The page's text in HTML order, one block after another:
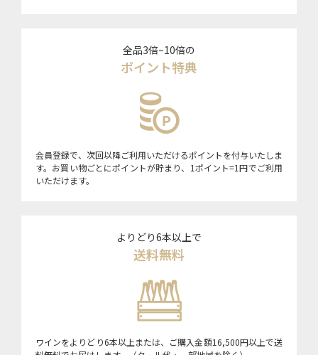
全品3倍~10倍の
ポイント特典
会員登録で、次回以降ご利用いただけるポイントを付与いたしま
す。お買い物ごとにポイントが貯まり、1ポイント=1円でご利用
いただけます。
よりどり6本以上で
送料無料
ワインをよりどり6本以上または、ご購入金額16,500円以上で送